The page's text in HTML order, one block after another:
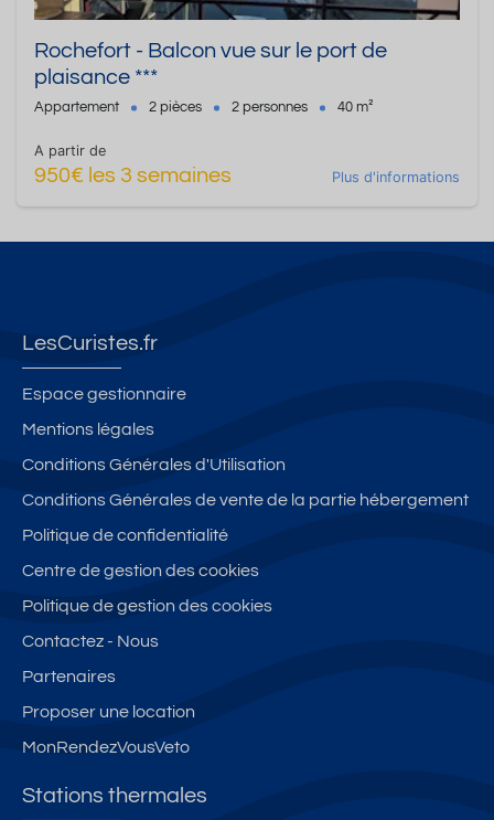
Rochefort - Balcon vue sur le port de
plaisance ***
Appartement 2 pièces 2 personnes 40 m²
A partir de
950€ les 3 semaines Plus d'informations
LesCuristes.fr
Espace gestionnaire
Mentions légales
Conditions Générales d'Utilisation
Conditions Générales de vente de la partie hébergement
Politique de confidentialité
Centre de gestion des cookies
Politique de gestion des cookies
Contactez - Nous
Partenaires
Proposer une location
MonRendezVousVeto
Stations thermales